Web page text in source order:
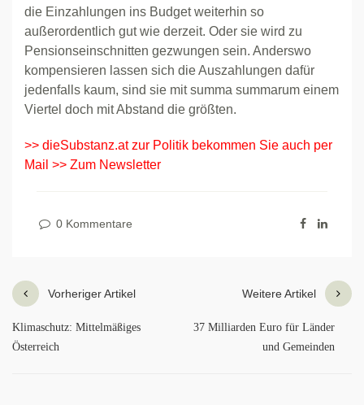
die Einzahlungen ins Budget weiterhin so
außerordentlich gut wie derzeit. Oder sie wird zu
Pensionseinschnitten gezwungen sein. Anderswo
kompensieren lassen sich die Auszahlungen dafür
jedenfalls kaum, sind sie mit summa summarum einem
Viertel doch mit Abstand die größten.
>> dieSubstanz.at zur Politik bekommen Sie auch per
Mail >> Zum Newsletter
0 Kommentare
Vorheriger Artikel
Klimaschutz: Mittelmäßiges
Österreich
Weitere Artikel
37 Milliarden Euro für Länder
und Gemeinden